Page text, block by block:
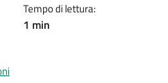
Tempo di lettura:
1 min